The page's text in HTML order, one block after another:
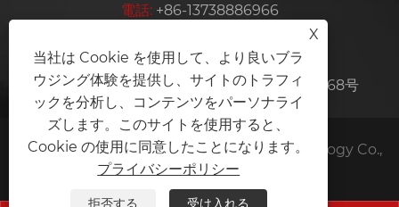
電話: +86-13738886966
Eメール: sales@jdfgokart.com
住所:中国浙江省余姚市陽明街旗山村周台路668号
Copyright © 2025 Zhejiang Jindifan Technology Co.,
Ltd.すべての権利予約。
X
当社は Cookie を使用して、より良いブラ
ウジング体験を提供し、サイトのトラフィ
ックを分析し、コンテンツをパーソナライ
ズします。このサイトを使用すると、
Cookie の使用に同意したことになります。
プライバシーポリシー
拒否する 受け入れる